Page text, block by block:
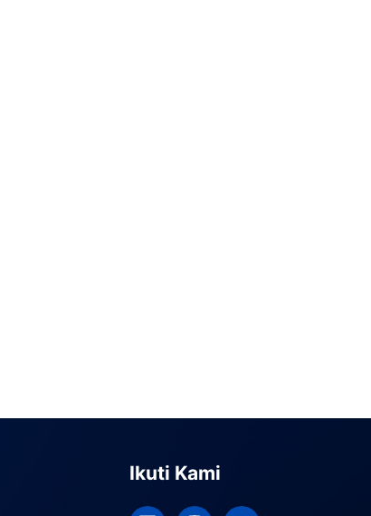
Ikuti Kami